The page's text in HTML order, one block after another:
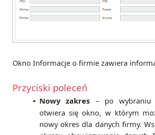
Okno Informacje o firmie zawiera
Przyciski poleceń
• Nowy zakres – po wybraniu
otwiera się okno, w którym
nowy okres dla danych firmy.